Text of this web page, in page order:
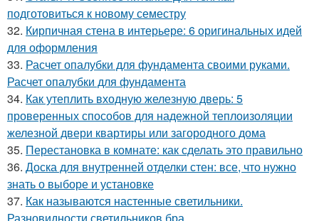
подготовиться к новому семестру
32. Кирпичная стена в интерьере: 6 оригинальных идей
для оформления
33. Расчет опалубки для фундамента своими руками.
Расчет опалубки для фундамента
34. Как утеплить входную железную дверь: 5
проверенных способов для надежной теплоизоляции
железной двери квартиры или загородного дома
35. Перестановка в комнате: как сделать это правильно
36. Доска для внутренней отделки стен: все, что нужно
знать о выборе и установке
37. Как называются настенные светильники.
Разновидности светильников бра